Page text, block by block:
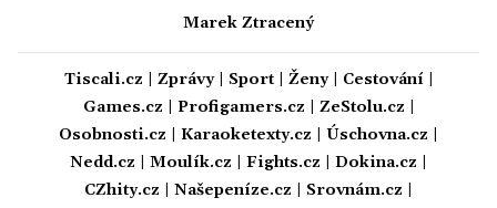
Marek Ztracený
Tiscali.cz Zprávy| Sport| Ženy| Cestování|
Games.cz
Profigamers.cz ZeStolu.cz
Osobnosti.cz
Karaoketexty.cz Úschovna.cz
Nedd.cz
Moulík.cz Fights.cz Dokina.cz
CZhity.cz
Našepeníze.cz Srovnám.cz